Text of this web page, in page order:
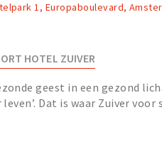
1, Europaboulevard,
HOTEL ZUIVER
geest in een gezond
leven’. Dat is waar Zuiver